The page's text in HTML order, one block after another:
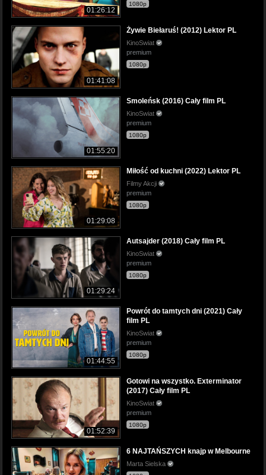
01:26:12
1080p
01:41:08
Żywie Biełaruś! (2012) Lektor PL
KinoSwiat
premium
1080p
01:55:20
Smoleńsk (2016) Cały film PL
KinoSwiat
premium
1080p
01:29:08
Miłość od kuchni (2022) Lektor PL
Filmy Akcji
premium
1080p
01:29:24
Autsajder (2018) Cały film PL
KinoSwiat
premium
1080p
01:44:55
Powrót do tamtych dni (2021) Cały
film PL
KinoSwiat
premium
1080p
01:52:39
Gotowi na wszystko. Exterminator
(2017) Cały film PL
KinoSwiat
premium
1080p
6 NAJTAŃSZYCH knajp w Melbourne
Marta Sielska